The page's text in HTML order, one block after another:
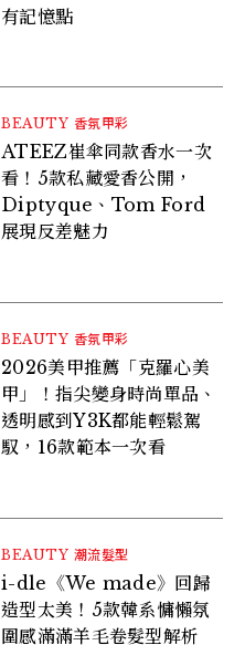
有記憶點
BEAUTY 香氛甲彩
ATEEZ崔傘同款香水一次
看！5款私藏愛香公開，
Diptyque、Tom Ford
展現反差魅力
BEAUTY 香氛甲彩
2026美甲推薦「克羅心美
甲」！指尖變身時尚單品、
透明感到Y3K都能輕鬆駕
馭，16款範本一次看
BEAUTY 潮流髮型
i-dle《We made》回歸
造型太美！5款韓系慵懶氛
圍感滿滿羊毛卷髮型解析